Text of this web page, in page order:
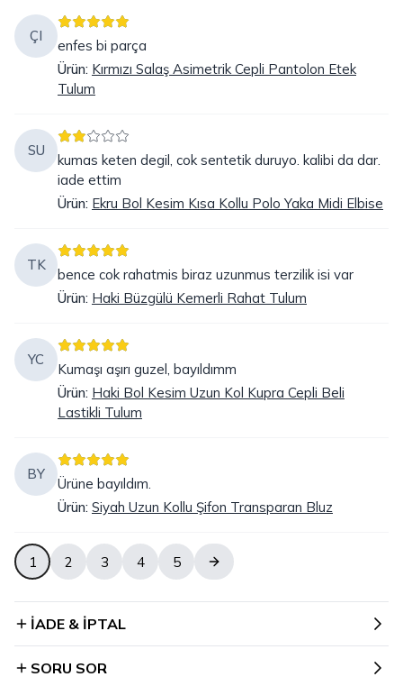
ÇI
enfes bi parça
Ürün: Kırmızı Salaş Asimetrik Cepli Pantolon Etek
Tulum
SU
kumas keten degil, cok sentetik duruyo. kalibi da dar.
iade ettim
Ürün: Ekru Bol Kesim Kısa Kollu Polo Yaka Midi Elbise
TK
bence cok rahatmis biraz uzunmus terzilik isi var
Ürün: Haki Büzgülü Kemerli Rahat Tulum
YC
Kumaşı aşırı guzel, bayıldımm
Ürün: Haki Bol Kesim Uzun Kol Kupra Cepli Beli
Lastikli Tulum
BY
Ürüne bayıldım.
Ürün: Siyah Uzun Kollu Şifon Transparan Bluz
1 2 3 4 5
İADE & İPTAL
SORU SOR